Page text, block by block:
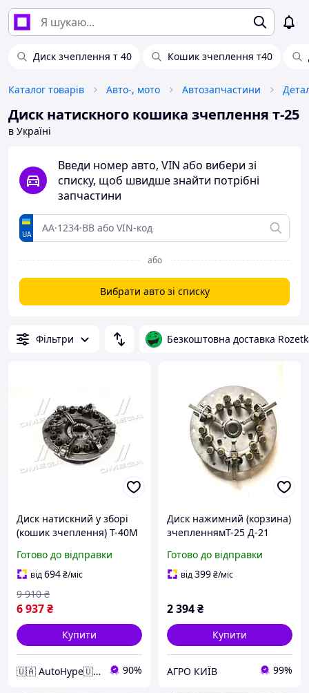
Диск зчеплення т 40 Кошик зчеплення т40
Каталог товарів Авто-, мото Автозапчастини
Диск натискного кошика зчеплення т-25
в Україні
Введи номер авто, VIN або вибери зі
списку, щоб швидше знайти потрібні
запчастини
UA
або
Вибрати авто зі списку
Фільтри Безкоштовна доставка
Диск натискний у зборі
(кошик зчеплення) Т-40М
Б1
Готово до відправки
від694₴/міс
6 937₴
9 910 ₴
Купити
🇺🇦 AutoHype🇺🇦 90%
Диск нажимний (корзина)
зчепленнямТ-25 Д-21
Готово до відправки
від399₴/міс
2 394₴
Купити
АГРО КИЇВ 99%